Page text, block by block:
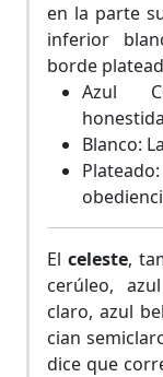
en la parte
inferior
borde
Azul
Blanco:
El celeste,
cerúleo,
claro, azul
cian
dice que